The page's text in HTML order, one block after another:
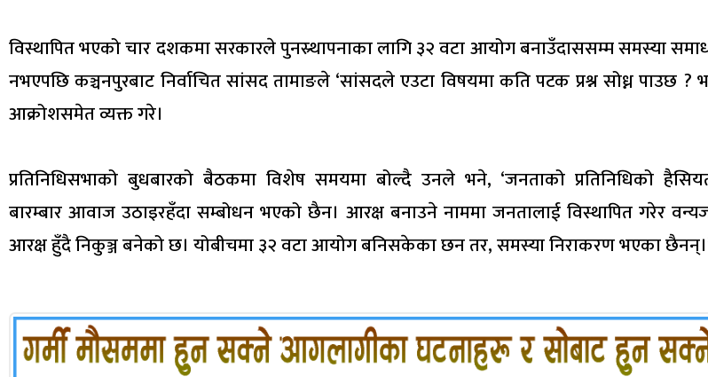
विस्थापित भएको चार दशकमा सरकारले पुनस्र्थापनाका लागि ३२ वटा आयोग बनाउँदाससम्म समस्या
नभएपछि कञ्चनपुरबाट निर्वाचित सांसद तामाङले ‘सांसदले एउटा विषयमा कति पटक प्रश्न सोध्न पाउछ ?
आक्रोशसमेत व्यक्त गरे।
प्रतिनिधिसभाको बुधबारको बैठकमा विशेष समयमा बोल्दै उनले भने, ‘जनताको प्रतिनिधिको
बारम्बार आवाज उठाइरहँदा सम्बोधन भएको छैन। आरक्ष बनाउने नाममा जनतालाई विस्थापित गरेर
आरक्ष हुँदै निकुञ्ज बनेको छ। योबीचमा ३२ वटा आयोग बनिसकेका छन तर, समस्या निराकरण भएका